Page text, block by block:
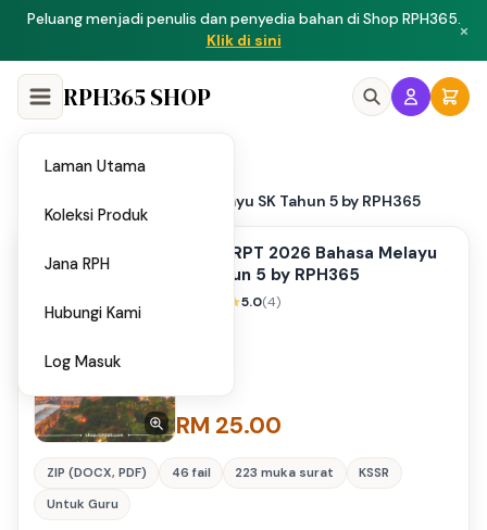
Peluang menjadi penulis dan penyedia bahan di Shop RPH365.
Klik di sini
×
Laman Utama
Koleksi Produk
Jana RPH
Hubungi Kami
Log Masuk
RPH365 SHOP
Home
RPH & RPT 2026 Bahasa Melayu SK Tahun 5 by RPH365
RPH & RPT 2026 Bahasa Melayu
SK Tahun 5 by RPH365
5.0(4)
RM 25.00
ZIP (DOCX, PDF) 46 fail 223 muka surat
KSSR
Untuk Guru